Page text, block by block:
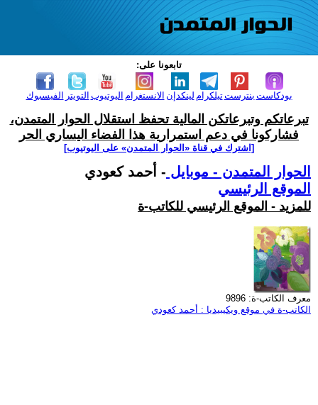
تابعونا على:
الفيسبوك التويتر اليوتيوب الانستغرام لينكدإن تيلكرامبنترست بودكاست
تبرعاتكم وتبرعاتكن المالية تحفظ استقلال الحوار المتمدن،
فشاركونا في دعم استمرارية هذا الفضاء اليساري الحر
[اشترك في قناة ‫«الحوار المتمدن» على اليوتيوب]
الحوار المتمدن - موبايل - أحمد كعودي
الموقع الرئيسي
للمزيد - الموقع الرئيسي للكاتب-ة
معرف الكاتب-ة: 9896
الكاتب-ة في موقع ويكيبيديا : أحمد كعودي